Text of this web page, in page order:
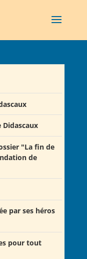
"La fin de
de
Troie!"
par ses héros
pour tout